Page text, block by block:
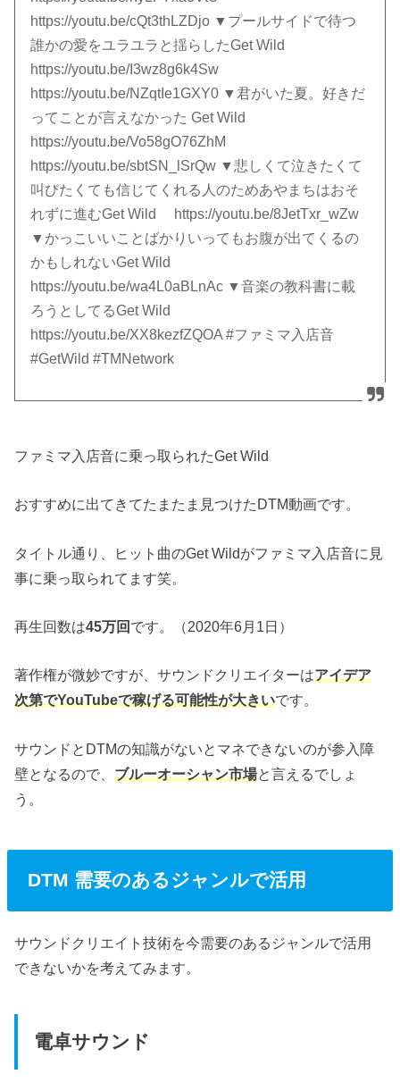
https://youtu.be/cQt3thLZDjo ▼プールサイドで待つ
誰かの愛をユラユラと揺らしたGet Wild
https://youtu.be/I3wz8g6k4Sw
https://youtu.be/NZqtIe1GXY0 ▼君がいた夏。好きだ
ってことが言えなかった Get Wild
https://youtu.be/Vo58gO76ZhM
https://youtu.be/sbtSN_lSrQw ▼悲しくて泣きたくて
叫びたくても信じてくれる人のためあやまちはおそ
れずに進むGet Wild https://youtu.be/8JetTxr_wZw
▼かっこいいことばかりいってもお腹が出てくるの
かもしれないGet Wild
https://youtu.be/wa4L0aBLnAc ▼音楽の教科書に載
ろうとしてるGet Wild
https://youtu.be/XX8kezfZQOA #ファミマ入店音
#GetWild #TMNetwork
ファミマ入店音に乗っ取られたGet Wild
おすすめに出てきてたまたま見つけたDTM動画です。
タイトル通り、ヒット曲のGet Wildがファミマ入店音に見
事に乗っ取られてます笑。
再生回数は45万回 です。（2020年6月1日）
著作権が微妙ですが、サウンドクリエイターはアイデア
次第でYouTubeで稼げる可能性が大きいです。
サウンドとDTMの知識がないとマネできないのが参入障
壁となるので、ブルーオーシャン市場と言えるでしょ
う。
DTM 需要のあるジャンルで活用
サウンドクリエイト技術を今需要のあるジャンルで活用
できないかを考えてみます。
電卓サウンド